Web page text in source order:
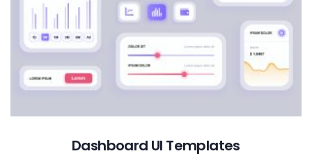
Dashboard UI Templates